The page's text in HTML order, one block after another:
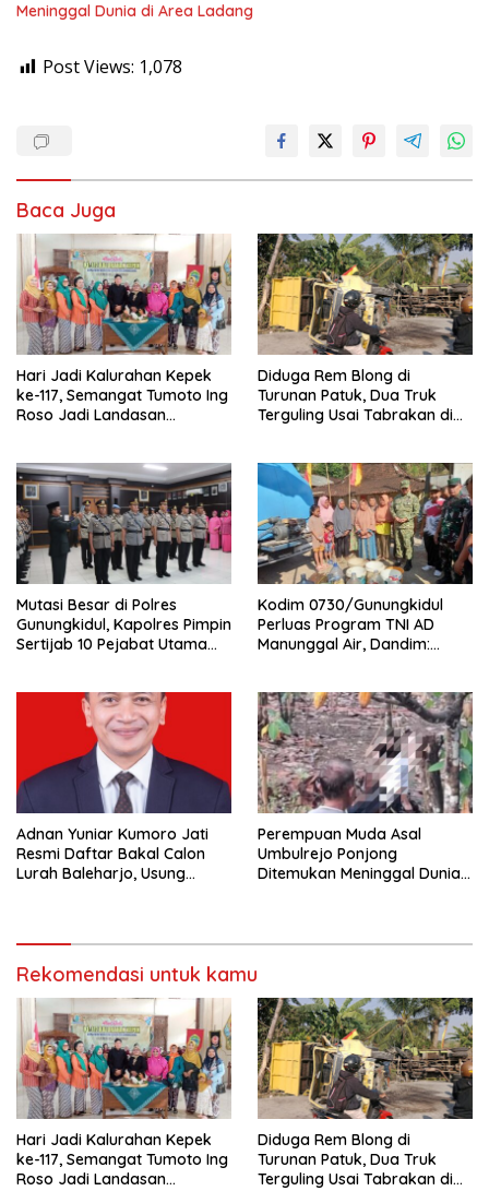
Meninggal Dunia di Area Ladang
Post Views: 1,078
Baca Juga
Hari Jadi Kalurahan Kepek
ke-117, Semangat Tumoto Ing
Roso Jadi Landasan
Diduga Rem Blong di
Turunan Patuk, Dua Truk
Terguling Usai Tabrakan di
Mutasi Besar di Polres
Gunungkidul, Kapolres Pimpin
Sertijab 10 Pejabat Utama
Kodim 0730/Gunungkidul
Perluas Program TNI AD
Manunggal Air, Dandim:
Adnan Yuniar Kumoro Jati
Resmi Daftar Bakal Calon
Lurah Baleharjo, Usung
Perempuan Muda Asal
Umbulrejo Ponjong
Ditemukan Meninggal Dunia
Rekomendasi untuk kamu
Hari Jadi Kalurahan Kepek
ke-117, Semangat Tumoto Ing
Roso Jadi Landasan
Diduga Rem Blong di
Turunan Patuk, Dua Truk
Terguling Usai Tabrakan di